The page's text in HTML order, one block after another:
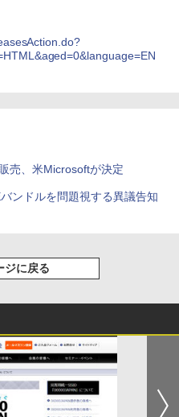
売、米Microsoftが決定
ンドルを問題視する異議告知
ジに戻る